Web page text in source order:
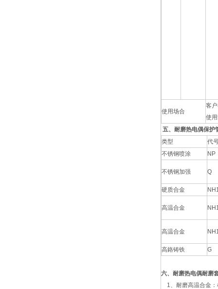
使用场合
客
使
五、耐磨热电偶保护
类型
代
不锈钢喷涂
NP
不锈钢加强 Q
硬质合金
高温合金
高温合金
高鉻铸铁 G
六、耐磨热电偶耐磨
1、耐磨高温合金：